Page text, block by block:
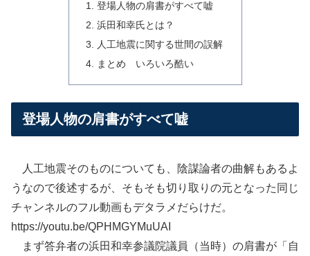
登場人物の肩書がすべて嘘
浜田和幸氏とは？
人工地震に関する世間の誤解
まとめ いろいろ酷い
登場人物の肩書がすべて嘘
人工地震そのものについても、陰謀論者の曲解もあるよ
うなので後述するが、そもそも切り取りの元となった同じ
チャンネルのフル動画もデタラメだらけだ。
https://youtu.be/QPHMGYMuUAI
まず答弁者の浜田和幸参議院議員（当時）の肩書が「自